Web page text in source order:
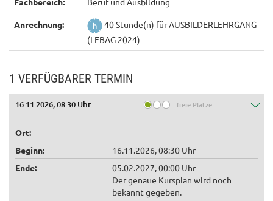
Anrechnung:
40 Stunde(n) für AUSBILDERLEHRGANG
(LFBAG 2024)
1 VERFÜGBARER TERMIN
16.11.2026, 08:30 Uhr freie Plätze
Ort:
Beginn:
16.11.2026, 08:30 Uhr
Ende:
05.02.2027, 00:00 Uhr
Der genaue Kursplan wird noch
bekannt gegeben.